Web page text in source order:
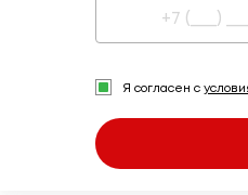
Я согласен с